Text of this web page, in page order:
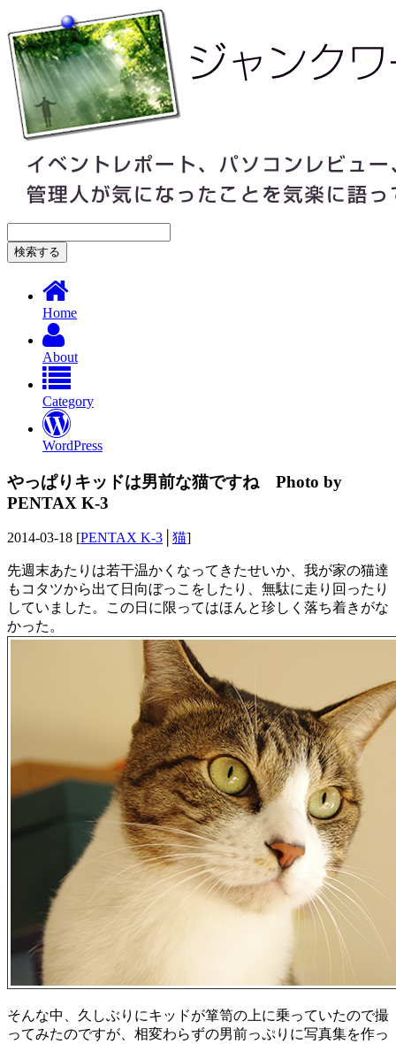
Home
About
Category
WordPress
やっぱりキッドは男前な猫ですね Photo by
PENTAX K-3
2014-03-18 [PENTAX K-3 猫]
先週末あたりは若干温かくなってきたせいか、我が家の猫達
もコタツから出て日向ぼっこをしたり、無駄に走り回ったり
していました。この日に限ってはほんと珍しく落ち着きがな
かった。
そんな中、久しぶりにキッドが箪笥の上に乗っていたので撮
ってみたのですが、相変わらずの男前っぷりに写真集を作っ